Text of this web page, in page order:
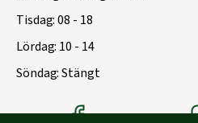
Tisdag: 08 - 18
Lördag: 10 - 14
Söndag: Stängt